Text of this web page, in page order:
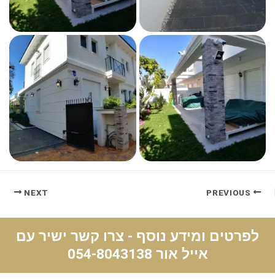
NEXT
לפרטים ומידע נוסף - צרו קשר ישיר עם
אייל אור 054-8043138